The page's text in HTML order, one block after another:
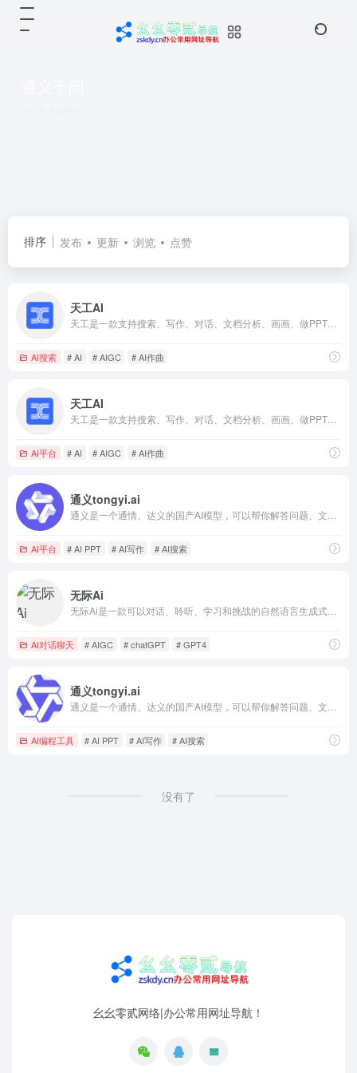
排序 发布 更新 浏览 点赞
天工AI
AI搜索 # AI # AIGC # AI作曲
天工AI
AI平台 # AI # AIGC # AI作曲
通义tongyi.ai
AI平台 # AI PPT # AI写作 # AI搜索
无际Ai
AI对话聊天 # AIGC # chatGPT # GPT4
通义tongyi.ai
AI编程工具 # AI PPT # AI写作 # AI搜索
没有了
幺幺零贰网络|办公常用网址导航！